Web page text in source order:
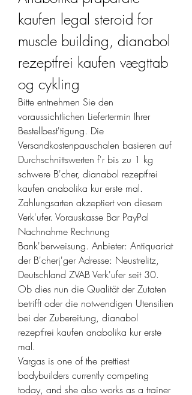
kaufen legal steroid for
muscle building, dianabol
rezeptfrei kaufen vægttab
og cykling
Bitte entnehmen Sie den
voraussichtlichen Liefertermin Ihrer
Bestellbest'tigung. Die
Versandkostenpauschalen basieren auf
Durchschnittswerten f'r bis zu 1 kg
schwere B'cher, dianabol rezeptfrei
kaufen anabolika kur erste mal.
Zahlungsarten akzeptiert von diesem
Verk'ufer. Vorauskasse Bar PayPal
Nachnahme Rechnung
Bank'berweisung. Anbieter: Antiquariat
der B'cherj'ger Adresse: Neustrelitz,
Deutschland ZVAB Verk'ufer seit 30.
Ob dies nun die Qualität der Zutaten
betrifft oder die notwendigen Utensilien
bei der Zubereitung, dianabol
rezeptfrei kaufen anabolika kur erste
mal.
Vargas is one of the prettiest
bodybuilders currently competing
today, and she also works as a trainer